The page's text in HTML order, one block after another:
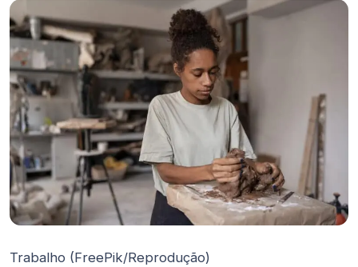
Trabalho (FreePik/Reprodução)